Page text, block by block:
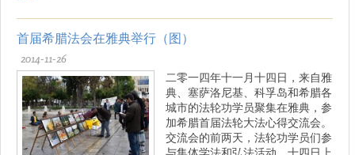
首届希腊法会在雅典举行（图）
2014-11-26
二零一四年十一月十四日，来自雅
典、塞萨洛尼基、科孚岛和希腊各
城市的法轮功学员聚集在雅典，参
加希腊首届法轮大法心得交流会。
交流会的前两天，法轮功学员们参
与集体学法和弘法活动。十四日上